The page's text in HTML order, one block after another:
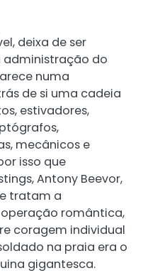
deixa de ser
administração do
numa
de si uma cadeia
estivadores,
mecânicos e
isso que
Antony Beevor,
tratam a
romântica,
coragem individual
na praia era o
gigantesca.